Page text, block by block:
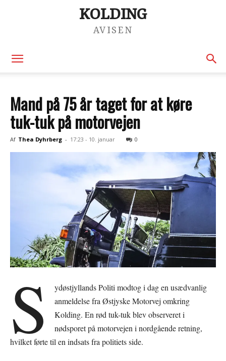
KOLDING
AVISEN
Mand på 75 år taget for at køre
tuk-tuk på motorvejen
Af Thea Dyhrberg - 17:23 - 10. januar 0
S
ydøstjyllands Politi modtog i dag en usædvanlig
anmeldelse fra Østjyske Motorvej omkring
Kolding. En rød tuk-tuk blev observeret i
nødsporet på motorvejen i nordgående retning,
hvilket førte til en indsats fra politiets side.